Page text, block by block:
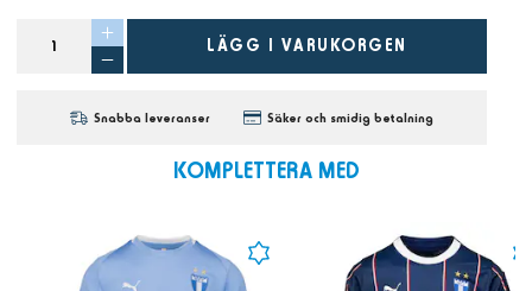
LÄGG I VARUKORGEN
Snabba leveranser Säker och smidig betalning
KOMPLETTERA MED